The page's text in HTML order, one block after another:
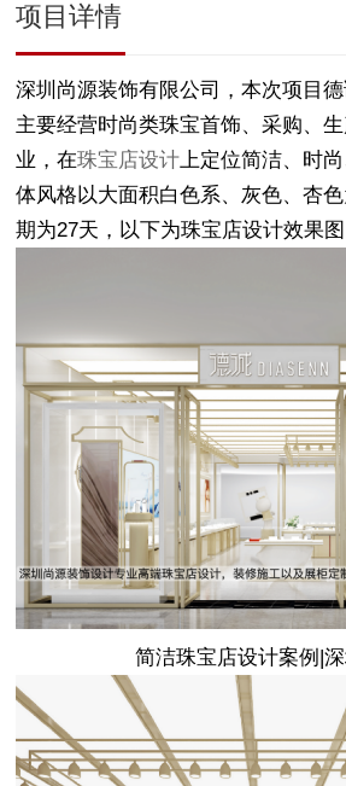
项目详情
深圳尚源装饰有限公司，本次项目
主要经营时尚类珠宝首饰、采购、
业，在珠宝店设计上定位简洁、时
体风格以大面积白色系、灰色、杏
期为27天，以下为珠宝店设计效果图
简洁珠宝店设计案例|